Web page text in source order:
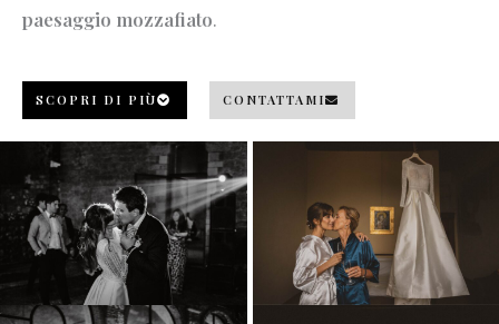
paesaggio mozzafiato.
SCOPRI DI PIÙ CONTATTAMI